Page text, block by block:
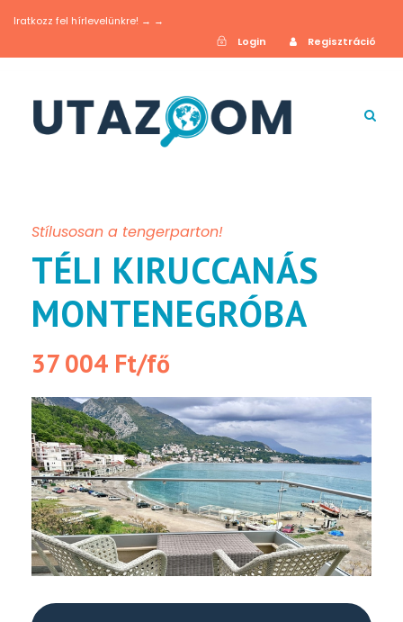
Iratkozz fel hírlevelünkre! → →
Login
Regisztráció
Stílusosan a tengerparton!
TÉLI KIRUCCANÁS
MONTENEGRÓBA
37 004 Ft/fő